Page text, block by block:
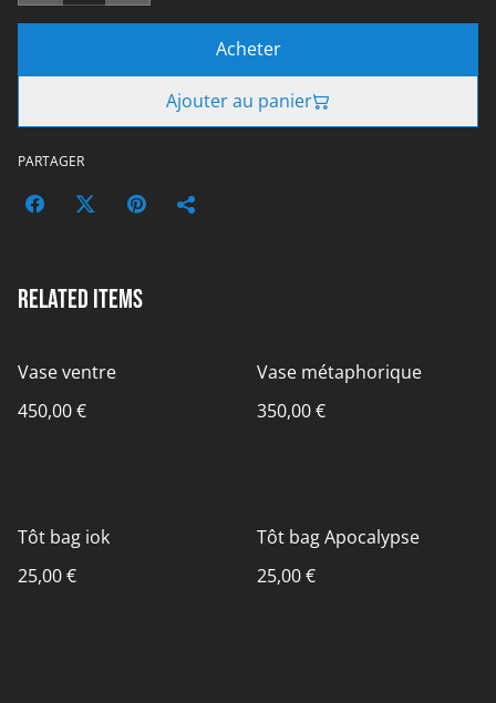
Acheter
Ajouter au panier
PARTAGER
Related items
Vase ventre
450,00 €
Vase métaphorique
350,00 €
Tôt bag iok
25,00 €
Tôt bag Apocalypse
25,00 €